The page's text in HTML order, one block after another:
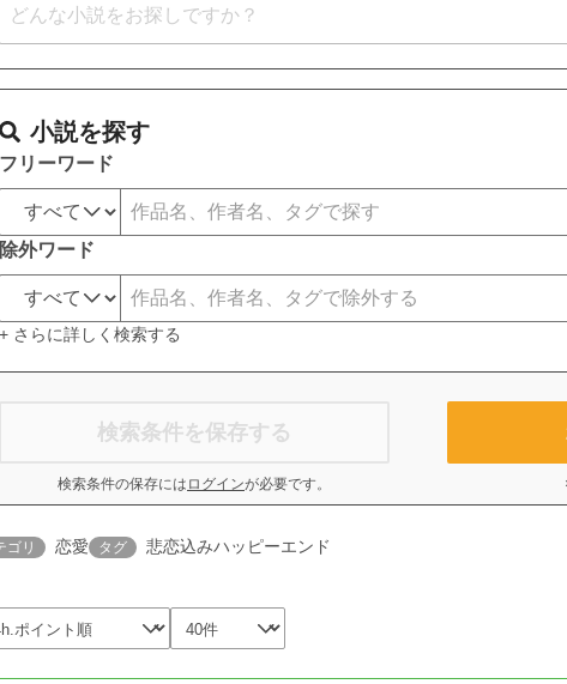
小説を探す
フリーワード
除外ワード
+ さらに詳しく検索する
検索条件を保存する
検索条件の保存には ログインが必要です。
ゴリ 恋愛 タグ 悲恋込みハッピーエンド